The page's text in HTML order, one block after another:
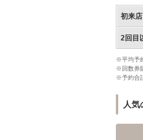
初来店
2回目
※平均予
※回数券
※予約合
人